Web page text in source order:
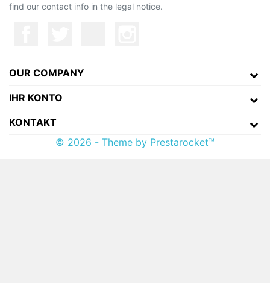
find our contact info in the legal notice.
OUR COMPANY
IHR KONTO
KONTAKT
© 2026 - Theme by Prestarocket™